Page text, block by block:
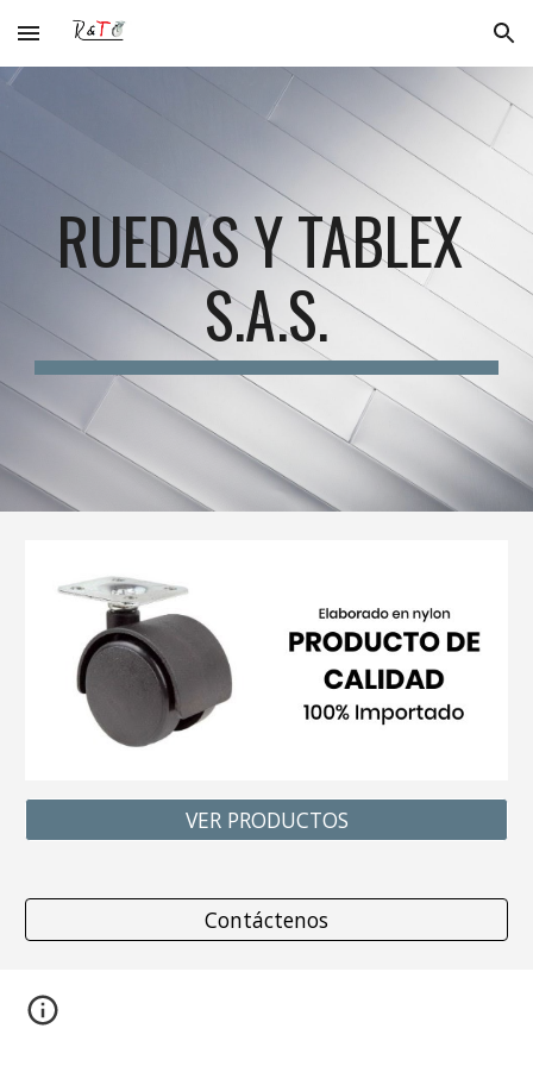
Skip to main content Skip to navigation
RUEDAS Y TABLEX
S.A.S.
VER PRODUCTOS
Contáctenos